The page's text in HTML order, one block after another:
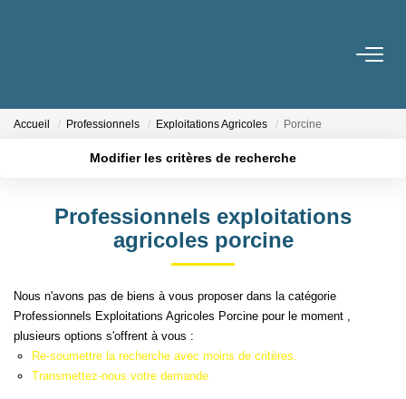
CHANGER DE GESTIONNAIRE
L'AGENCE
CONTACT
Accueil Professionnels Exploitations Agricoles Porcine
Modifier les critères de recherche
Plus de critères Créer une alerte
Professionnels exploitations
agricoles porcine
Nous n'avons pas de biens à vous proposer dans la catégorie
Professionnels Exploitations Agricoles Porcine pour le moment ,
plusieurs options s'offrent à vous :
Re-soumettre la recherche avec moins de critères.
Transmettez-nous votre demande